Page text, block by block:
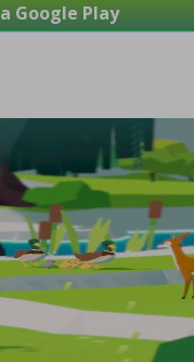
Google Play